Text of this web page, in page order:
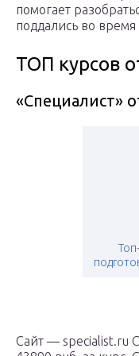
помогает
поддались во
ТОП курсов
«Специалист»
Сайт — specialist.ru